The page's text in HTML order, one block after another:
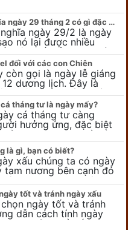
Khám phá ý nghĩa ngày 29 tháng 2 có gì đặc biệt?
ngày 29/2 là ngày
nó lại được nhiều
vậy. Tất cả mọi người
đối với các con Chiên
còn gọi là ngày lễ giáng
dương lịch. Đây là
thiên chúa giáo, ngày
sinh,…
tháng tư là ngày mấy?
cá tháng tư càng
hưởng ứng, đặc biệt
bởi họ sẽ nghĩ ra đủ trò
hài…
là gì, bạn có biết?
xấu chúng ta có ngày
tam nương bên cạnh đó
vong. Tuy nhiên khi
vong…
tốt và tránh ngày xấu
ngày tốt và tránh
dẫn cách tính ngày
tháng để tiến hành